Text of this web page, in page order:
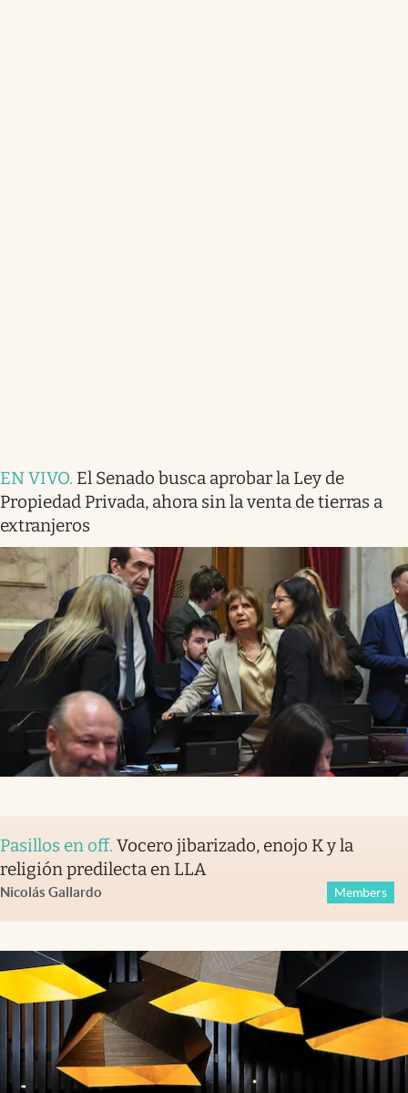
EN VIVO. El Senado busca aprobar la Ley de
Propiedad Privada, ahora sin la venta de tierras a
extranjeros
Pasillos en off. Vocero jibarizado, enojo K y la
religión predilecta en LLA
Nicolás Gallardo Members